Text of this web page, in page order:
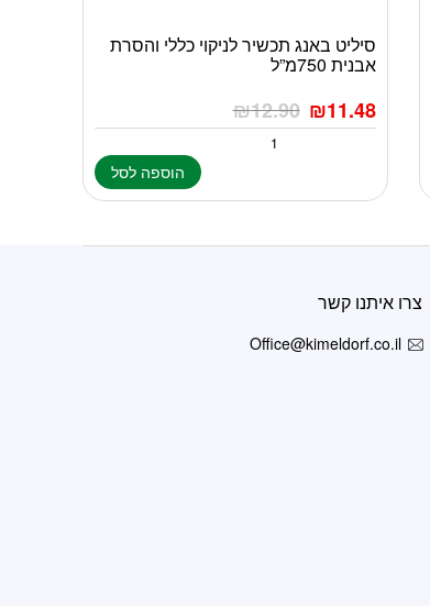
סיליט באנג תכשיר לניקוי כללי והסרת
אבנית 750מ”ל
₪12.90 ₪11.48
הוספה לסל
צרו איתנו קשר
Office@kimeldorf.co.il